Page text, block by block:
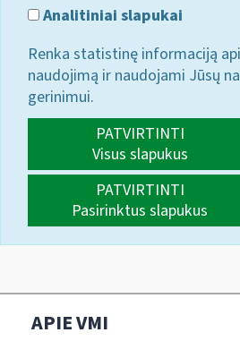
Analitiniai slapukai
Renka statistinę informaciją
naudojimą ir naudojami Jūsų
gerinimui.
PATVIRTINTI
Visus slapukus
PATVIRTINTI
Pasirinktus slapukus
APIE VMI